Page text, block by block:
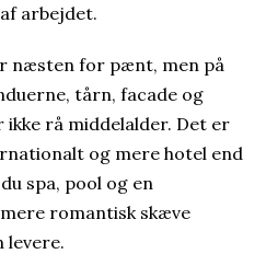
arbejdet.
næsten for pænt, men på
tårn, facade og
rå middelalder. Det er
og mere hotel end
spa, pool og en
romantisk skæve
levere.